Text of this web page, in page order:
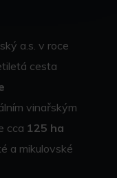
a.s. v roce
cesta
vinařským
cca 125 ha
a mikulovské